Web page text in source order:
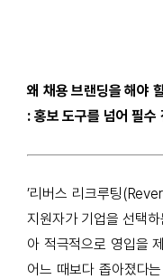
왜 채용 브랜딩을 해야
: 홍보 도구를 넘어 필수
’리버스 리크루팅
지원자가 기업을 선택
아 적극적으로 영입을
어느 때보다 좁아졌다